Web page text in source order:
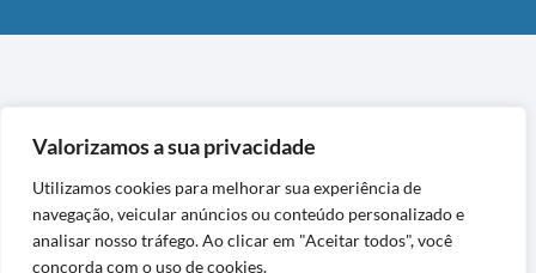
Valorizamos a sua privacidade
Utilizamos cookies para melhorar sua experiência de
navegação, veicular anúncios ou conteúdo personalizado e
analisar nosso tráfego. Ao clicar em "Aceitar todos", você
concorda com o uso de cookies.